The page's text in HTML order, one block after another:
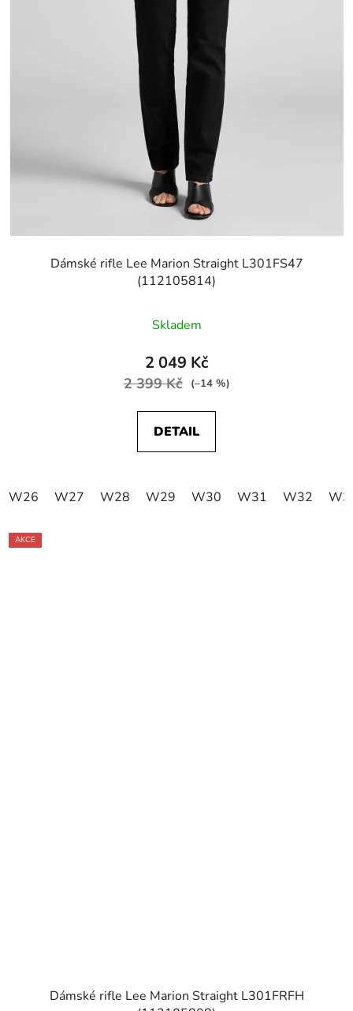
Dámské rifle Lee Marion Straight L301FS47
(112105814)
Skladem
2 049 Kč
2 399 Kč (–14 %)
DETAIL
W26 W27 W28 W29 W30 W31 W32
AKCE
Dámské rifle Lee Marion Straight L301FRFH